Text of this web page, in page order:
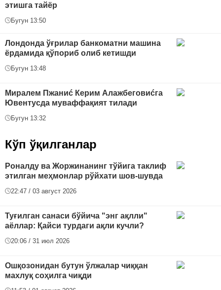
этишга тайёр
Бугун 13:50
Лондонда ўғрилар банкоматни машина
ёрдамида қўпориб олиб кетишди
Бугун 13:48
Миралем Пжаниć Керим Алажбеговиćга
Ювентусда муваффақият тилади
Бугун 13:32
Кўп ўқилганлар
Роналду ва Жоржинанинг тўйига таклиф
этилган меҳмонлар рўйхати шов-шувда
22:47 / 03 август 2026
Туғилган санаси бўйича "энг ақлли"
аёллар: Қайси турдаги ақли кучли?
20:06 / 31 июл 2026
Ошқозонидан бутун ўлжалар чиққан
махлуқ соҳилга чиқди